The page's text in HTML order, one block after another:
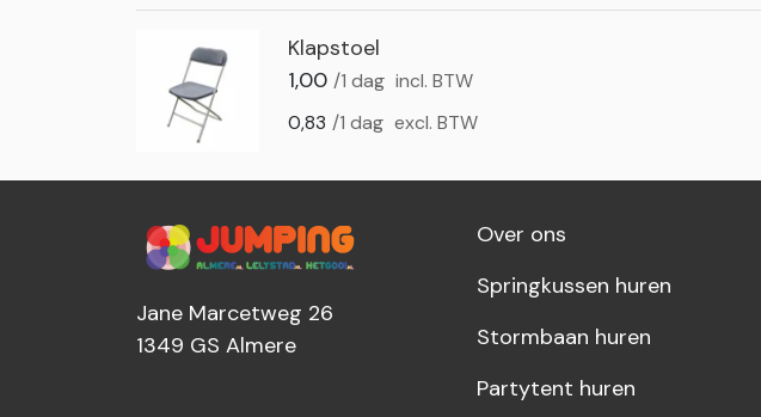
Klapstoel
1,00 /1 dag incl. BTW
0,83 /1 dag excl. BTW
Jane Marcetweg 26
1349 GS Almere
Over ons
Springkussen huren
Stormbaan huren
Partytent huren